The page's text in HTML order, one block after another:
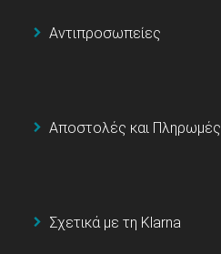
Αντιπροσωπείες
Αποστολές και Πληρωμές
Σχετικά με τη Klarna